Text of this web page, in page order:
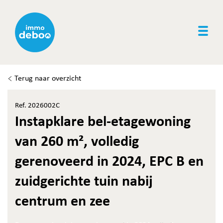
Terug naar overzicht
Ref. 2026002C
Instapklare bel-etagewoning
van 260 m², volledig
gerenoveerd in 2024, EPC B en
zuidgerichte tuin nabij
centrum en zee